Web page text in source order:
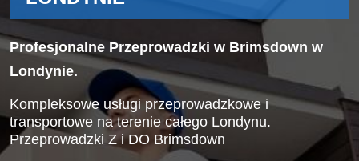
Profesjonalne Przeprowadzki w Brimsdown w
Londynie.
Kompleksowe usługi przeprowadzkowe i
transportowe na terenie całego Londynu.
Przeprowadzki Z i DO Brimsdown